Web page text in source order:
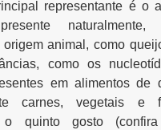
representante é o
naturalmente,
animal, como
como os
em alimentos de
carnes, vegetais e
o quinto gosto